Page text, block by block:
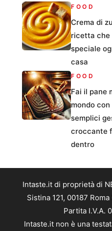
FOOD
Crema di
ricetta che
speciale
casa
FOOD
Fai il pane
mondo
semplici
croccante
dentro
Intaste.it di proprietà di
Sistina 121, 00187
Partita I.V.A.
Intaste.it non è una